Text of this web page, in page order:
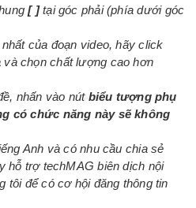
[ ]tại góc phải (phía dưới góc
của đoạn video, hãy click
và chọn chất lượng cao hơn
nhấn vào nút biểu tượng phụ
có chức năng này sẽ không
Anh và có nhu cầu chia sẻ
hỗ trợ techMAG biên dịch nội
tôi để có cơ hội đăng thông tin